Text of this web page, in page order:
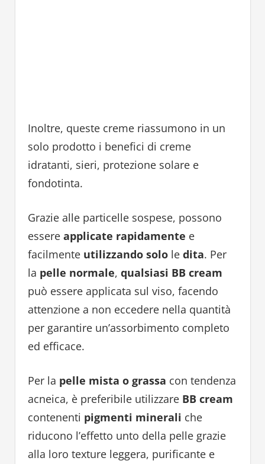
Inoltre, queste creme riassumono in un
solo prodotto i benefici di creme
idratanti, sieri, protezione solare e
fondotinta.
Grazie alle particelle sospese, possono
essere applicate rapidamente e
facilmente utilizzando solo ledita. Per
la pelle normale, qualsiasi BB cream
può essere applicata sul viso, facendo
attenzione a non eccedere nella quantità
per garantire un’assorbimento completo
ed efficace.
Per la pelle mista o grassa con tendenza
acneica, è preferibile utilizzareBB cream
contenenti pigmenti minerali che
riducono l’effetto unto della pelle grazie
alla loro texture leggera, purificante e